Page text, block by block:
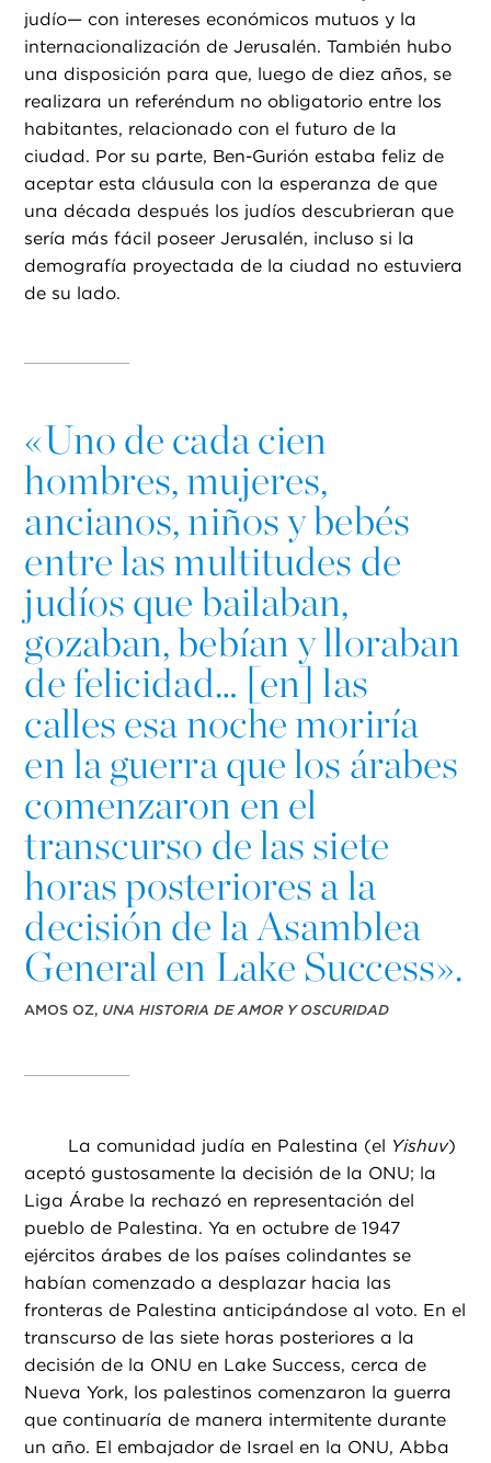
judío— con intereses económicos mutuos y la
internacionalización de Jerusalén. También hubo
una disposición para que, luego de diez años, se
realizara un referéndum no obligatorio entre los
habitantes, relacionado con el futuro de la
ciudad. Por su parte, Ben-Gurión estaba feliz de
aceptar esta cláusula con la esperanza de que
una década después los judíos descubrieran que
sería más fácil poseer Jerusalén, incluso si la
demografía proyectada de la ciudad no estuviera
de su lado.
«Uno de cada cien
hombres, mujeres,
ancianos, niños y bebés
entre las multitudes de
judíos que bailaban,
gozaban, bebían y lloraban
de felicidad… [en] las
calles esa noche moriría
en la guerra que los árabes
comenzaron en el
transcurso de las siete
horas posteriores a la
decisión de la Asamblea
General en Lake Success».
AMOS OZ, UNA HISTORIA DE AMOR Y OSCURIDAD
La comunidad judía en Palestina (el Yishuv)
aceptó gustosamente la decisión de la ONU; la
Liga Árabe la rechazó en representación del
pueblo de Palestina. Ya en octubre de 1947
ejércitos árabes de los países colindantes se
habían comenzado a desplazar hacia las
fronteras de Palestina anticipándose al voto. En el
transcurso de las siete horas posteriores a la
decisión de la ONU en Lake Success, cerca de
Nueva York, los palestinos comenzaron la guerra
que continuaría de manera intermitente durante
un año. El embajador de Israel en la ONU, Abba